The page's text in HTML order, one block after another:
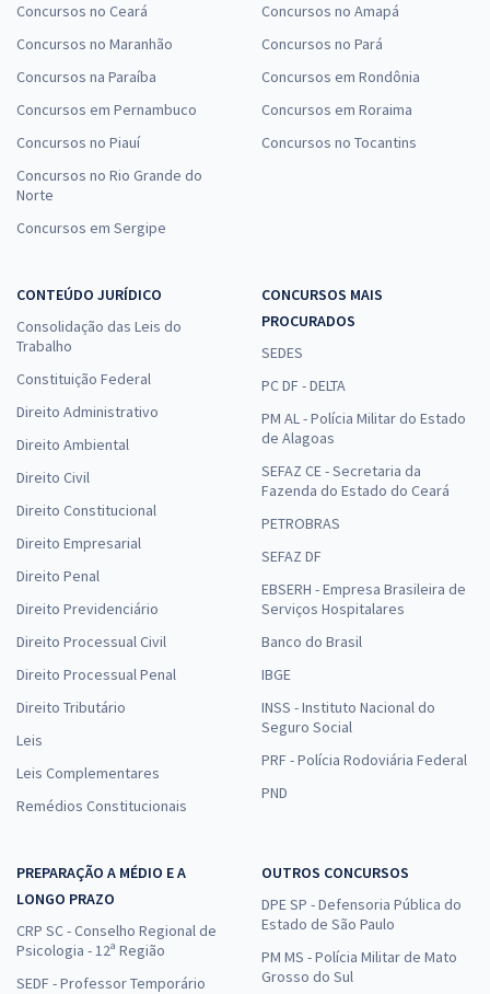
Concursos no Ceará
Concursos no Maranhão
Concursos na Paraíba
Concursos em Pernambuco
Concursos no Piauí
Concursos no Rio Grande do
Norte
Concursos em Sergipe
Concursos no Amapá
Concursos no Pará
Concursos em Rondônia
Concursos em Roraima
Concursos no Tocantins
CONTEÚDO JURÍDICO
Consolidação das Leis do
Trabalho
Constituição Federal
Direito Administrativo
Direito Ambiental
Direito Civil
Direito Constitucional
Direito Empresarial
Direito Penal
Direito Previdenciário
Direito Processual Civil
Direito Processual Penal
Direito Tributário
Leis
Leis Complementares
Remédios Constitucionais
CONCURSOS MAIS
PROCURADOS
SEDES
PC DF - DELTA
PM AL - Polícia Militar do Estado
de Alagoas
SEFAZ CE - Secretaria da
Fazenda do Estado do Ceará
PETROBRAS
SEFAZ DF
EBSERH - Empresa Brasileira de
Serviços Hospitalares
Banco do Brasil
IBGE
INSS - Instituto Nacional do
Seguro Social
PRF - Polícia Rodoviária Federal
PND
PREPARAÇÃO A MÉDIO E A
LONGO PRAZO
CRP SC - Conselho Regional de
Psicologia - 12ª Região
SEDF - Professor Temporário
OUTROS CONCURSOS
DPE SP - Defensoria Pública do
Estado de São Paulo
PM MS - Polícia Militar de Mato
Grosso do Sul